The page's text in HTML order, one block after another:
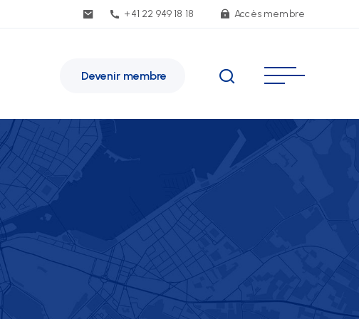
+41 22 949 18 18 Accès membre
Devenir membre
SSE Genève
Rue de Malatrex 14
CH-1201 Genève
Itinéraire
+41 22 949 18 18
sse(at)sse-ge.ch
Formulaire de contact